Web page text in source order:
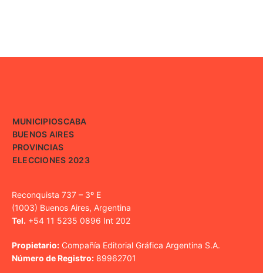
MUNICIPIOSCABA
BUENOS AIRES
PROVINCIAS
ELECCIONES 2023
Reconquista 737 – 3º E
(1003) Buenos Aires, Argentina
Tel. +54 11 5235 0896 Int 202
Propietario: Compañía Editorial Gráfica Argentina S.A.
Número de Registro: 89962701